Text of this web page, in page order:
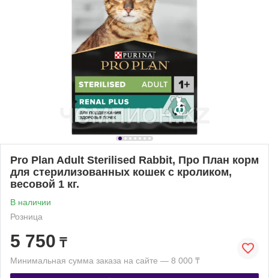
Pro Plan Adult Sterilised Rabbit, Про План корм
для стерилизованных кошек с кроликом,
весовой 1 кг.
В наличии
Розница
5 750 ₸
Минимальная сумма заказа на сайте — 8 000 ₸